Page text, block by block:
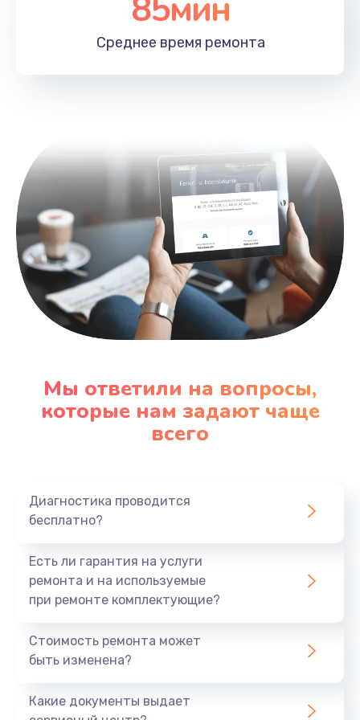
Замена лотка SIM
Заказать
Восстановление данных
990 руб.
Заказать
Замена SSD
895 руб.
Заказать
1290 руб.
Заказать
890 руб.
Замена тачпада
990 руб.
Замена динамика
Среднее время ремонта
Мы ответили на вопросы,
которые нам задают чаще
всего
Диагностика проводится
бесплатно?
Есть ли гарантия на услуги
ремонта и на используемые
при ремонте комплектующие?
Стоимость ремонта может
быть изменена?
Какие документы выдает